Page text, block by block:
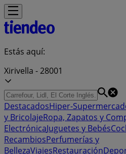
Estás aquí:
Xirivella - 28001
DestacadosHiper-
y BricolajeRopa, Zapatos y
ElectrónicaJuguetes y Bebés
RecambiosPerfumerías y
BellezaViajesRestauración